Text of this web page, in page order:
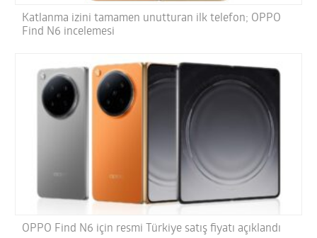
Katlanma izini tamamen unutturan ilk telefon; OPPO
Find N6 incelemesi
OPPO Find N6 için resmi Türkiye satış fiyatı açıklandı